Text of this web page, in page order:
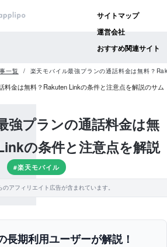
サイトマップ
運営会社
おすすめ関連サイト
一覧 楽天モバイル最強プランの通話料金は無料？
強プランの通話料金は無
の条件と注意点を解説
#楽天モバイル
アフィリエイト広告が含まれています。
長期利用ユーザーが解説！